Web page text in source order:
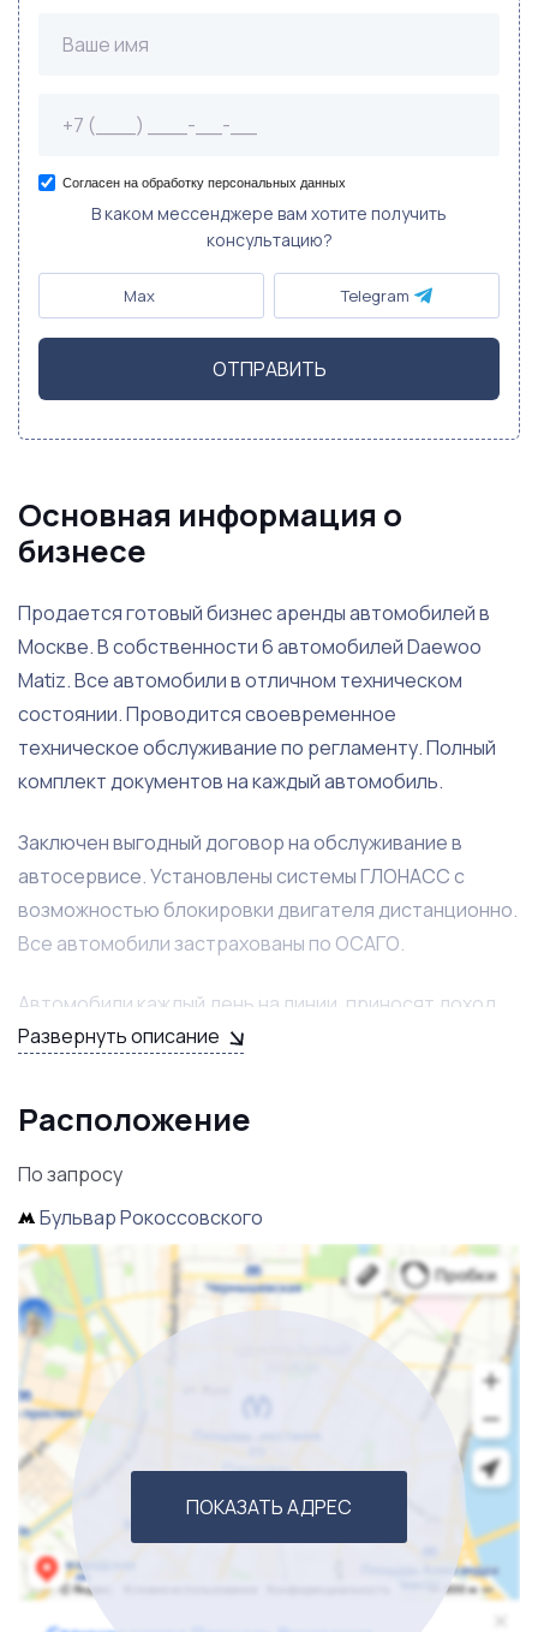
Согласен на обработку персональных данных
В каком мессенджере вам хотите получить
консультацию?
Max Telegram
ОТПРАВИТЬ
Основная информация о
бизнесе
Продается готовый бизнес аренды автомобилей в
Москве. В собственности 6 автомобилей Daewoo
Matiz. Все автомобили в отличном техническом
состоянии. Проводится своевременное
техническое обслуживание по регламенту. Полный
комплект документов на каждый автомобиль.
Заключен выгодный договор на обслуживание в
автосервисе. Установлены системы ГЛОНАСС с
возможностью блокировки двигателя дистанционно.
Все автомобили застрахованы по ОСАГО.
Автомобили каждый день на линии, приносят доход
каждый день! Владелец готов оказать помощь на
звоните!
Развернуть описание
Расположение
По запросу
Бульвар Рокоссовского
ПОКАЗАТЬ АДРЕС